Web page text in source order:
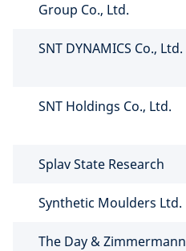
Group Co., Ltd.
SNT DYNAMICS Co., Ltd.
SNT Holdings Co., Ltd.
Splav State Research
Synthetic Moulders Ltd.
The Day & Zimmermann